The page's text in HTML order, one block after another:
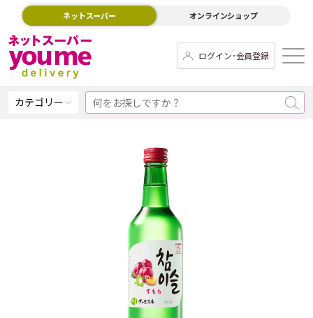
ネットスーパー オンラインショップ
ログイン･会員登録
カテゴリー